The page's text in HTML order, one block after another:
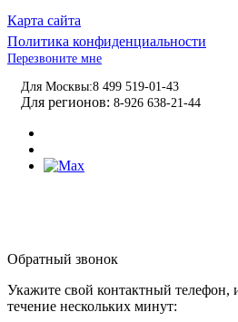
Карта сайта
Политика конфиденциальности
Перезвоните мне
Для Москвы:8 499 519-01-43
Для регионов: 8-926 638-21-44
Обратный звонок
Укажите свой контактный
течение нескольких минут: